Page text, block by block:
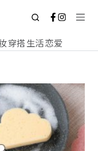
穿搭生活恋爱